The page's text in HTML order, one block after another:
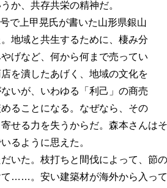
か、共存共栄の精神だ。
で上甲晃氏が書いた山形県銀山
地域と共生するために、棲み分
げなど、何から何まで売ってい
を潰したあげく、地域の文化を
いが、いわゆる「利己」の商売
ることになる。なぜなら、その
せる力を失うからだ。森本さんは
るように思えた。
いた。枝打ちと間伐によって、節
て……。安い建築材が海外から入っ